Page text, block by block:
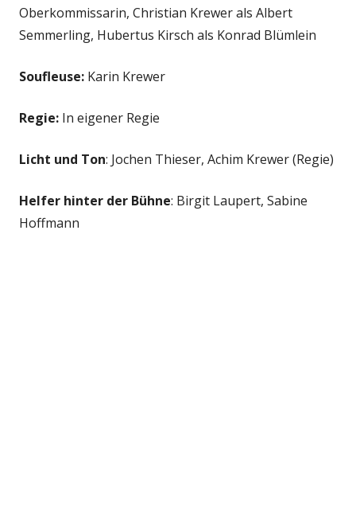
Oberkommissarin, Christian Krewer als Albert
Semmerling, Hubertus Kirsch als Konrad Blümlein
Soufleuse: Karin Krewer
Regie: In eigener Regie
Licht und Ton: Jochen Thieser, Achim Krewer (Regie)
Helfer hinter der Bühne: Birgit Laupert, Sabine
Hoffmann